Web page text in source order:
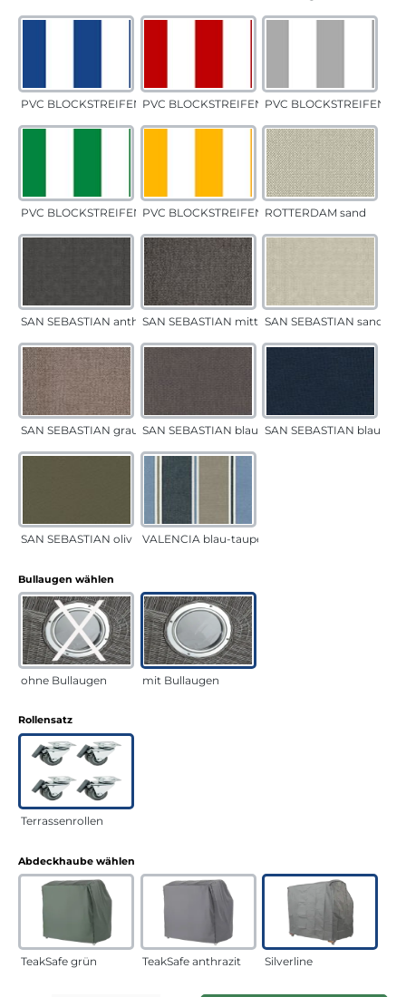
PVC BLOCKSTREIFEN blauPVC BLOCKSTREIFEN rotPVC BLOCKSTREIFEN
PVC BLOCKSTREIFEN grünPVC BLOCKSTREIFEN gelbROTTERDAM sand
SAN SEBASTIAN anthrazitSAN SEBASTIAN mittelgrauSAN SEBASTIAN sand
SAN SEBASTIAN grau-sandSAN SEBASTIAN blau-sandSAN SEBASTIAN blau
SAN SEBASTIAN oliv VALENCIA blau-taupe
Bullaugen wählen
ohne Bullaugen mit Bullaugen
Rollensatzauswählen
Terrassenrollen
Abdeckhaube wählen
TeakSafe grün TeakSafe anthrazit Silverline